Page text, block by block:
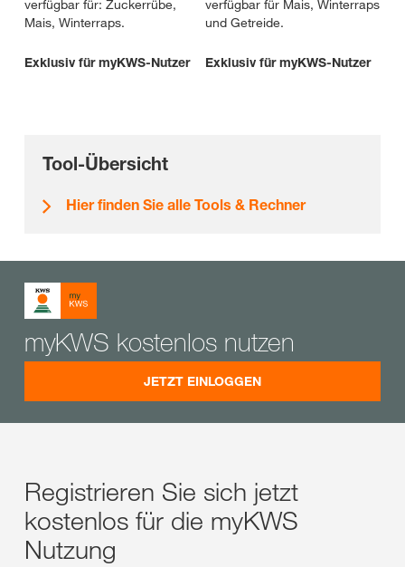
verfügbar für: Zuckerrübe,
Mais, Winterraps.
Exklusiv für myKWS-Nutzer
verfügbar für Mais, Winterraps
und Getreide.
Exklusiv für myKWS-Nutzer
Tool-Übersicht
Hier finden Sie alle Tools & Rechner
myKWS kostenlos nutzen
JETZT EINLOGGEN
Registrieren Sie sich jetzt
kostenlos für die myKWS
Nutzung